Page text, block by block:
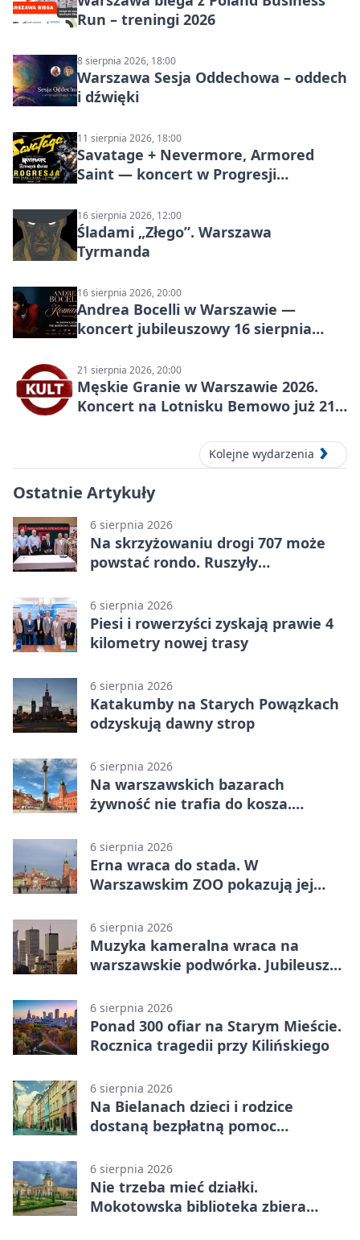
Run – treningi 2026
8 sierpnia 2026, 18:00
Warszawa Sesja Oddechowa – oddech
i dźwięki
11 sierpnia 2026, 18:00
Savatage + Nevermore, Armored
Saint — koncert w Progresji
16 sierpnia 2026, 12:00
Śladami „Złego”. Warszawa
Tyrmanda
16 sierpnia 2026, 20:00
Andrea Bocelli w Warszawie —
koncert jubileuszowy 16 sierpnia
21 sierpnia 2026, 20:00
Męskie Granie w Warszawie 2026.
Koncert na Lotnisku Bemowo już 21
Kolejne wydarzenia
Ostatnie Artykuły
6 sierpnia 2026
Na skrzyżowaniu drogi 707 może
powstać rondo. Ruszyły
6 sierpnia 2026
Piesi i rowerzyści zyskają prawie 4
kilometry nowej trasy
6 sierpnia 2026
Katakumby na Starych Powązkach
odzyskują dawny strop
6 sierpnia 2026
Na warszawskich bazarach
żywność nie trafia do kosza.
6 sierpnia 2026
Erna wraca do stada. W
Warszawskim ZOO pokazują jej
6 sierpnia 2026
Muzyka kameralna wraca na
warszawskie podwórka. Jubileusz
6 sierpnia 2026
Ponad 300 ofiar na Starym Mieście.
Rocznica tragedii przy Kilińskiego
6 sierpnia 2026
Na Bielanach dzieci i rodzice
dostaną bezpłatną pomoc
6 sierpnia 2026
Nie trzeba mieć działki.
Mokotowska biblioteka zbiera